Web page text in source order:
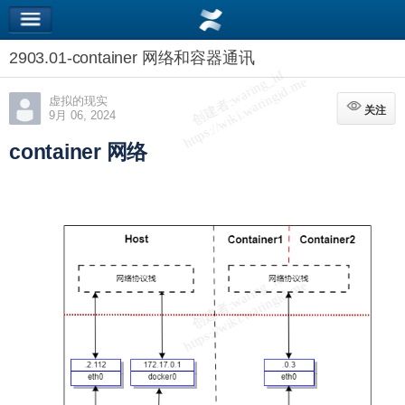
2903.01-container 网络和容器通讯
虚拟的现实
9月 06, 2024
关注
关注
container 网络